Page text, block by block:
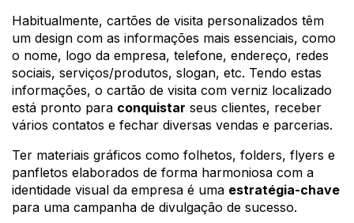
Habitualmente, cartões de visita personalizados têm
o nome, logo da empresa, telefone, endereço, redes
sociais, serviços/produtos, slogan, etc. Tendo estas
informações, o cartão de visita com verniz localizado
está pronto para conquistar seus clientes, receber
vários contatos e fechar diversas vendas e parcerias.
Ter materiais gráficos como folhetos, folders, flyers e
panfletos elaborados de forma harmoniosa com a
identidade visual da empresa é uma estratégia-chave
para uma campanha de divulgação de sucesso.